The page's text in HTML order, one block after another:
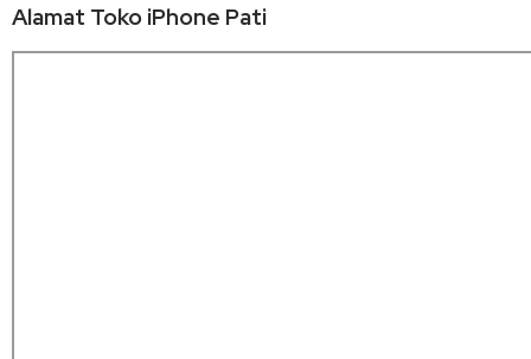
Alamat Toko iPhone Pati